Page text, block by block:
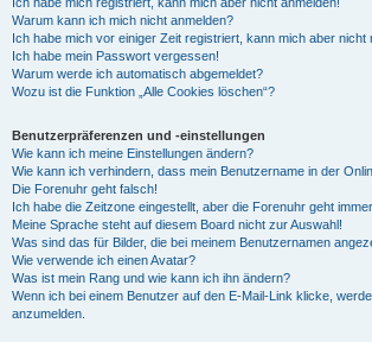
Warum kann ich mich nicht anmelden?
Ich habe mich vor einiger Zeit registriert, kann mich aber nicht
Ich habe mein Passwort vergessen!
Warum werde ich automatisch abgemeldet?
Wozu ist die Funktion „Alle Cookies löschen“?
Benutzerpräferenzen und -einstellungen
Wie kann ich meine Einstellungen ändern?
Wie kann ich verhindern, dass mein Benutzername in der
Die Forenuhr geht falsch!
Ich habe die Zeitzone eingestellt, aber die Forenuhr geht
Meine Sprache steht auf diesem Board nicht zur Auswahl!
Was sind das für Bilder, die bei meinem Benutzernamen
Wie verwende ich einen Avatar?
Was ist mein Rang und wie kann ich ihn ändern?
Wenn ich bei einem Benutzer auf den E-Mail-Link klicke,
anzumelden.